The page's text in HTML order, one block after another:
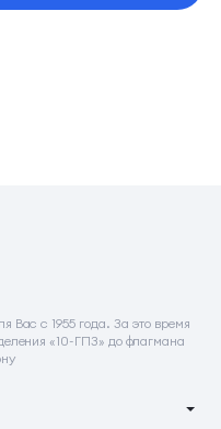
Вас с 1955 года. За это время
«10-ГПЗ» до флагмана